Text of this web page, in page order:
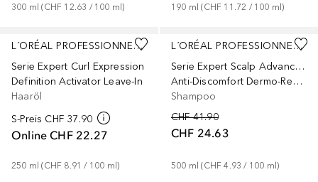
300 ml (CHF 12.63 / 100 ml) 190 ml (CHF 11.72 / 100 ml)
L´ORÉAL PROFESSIONNEL PARIS
Serie Expert Curl Expression
Definition Activator Leave-In
Haaröl
S-Preis CHF 37.90
Online CHF 22.27
250 ml (CHF 8.91 / 100 ml)
L´ORÉAL PROFESSIONNEL PARIS
Serie Expert Scalp Advanced
Anti-Discomfort Dermo-Regulator
Shampoo
CHF 41.90
CHF 24.63
500 ml (CHF 4.93 / 100 ml)